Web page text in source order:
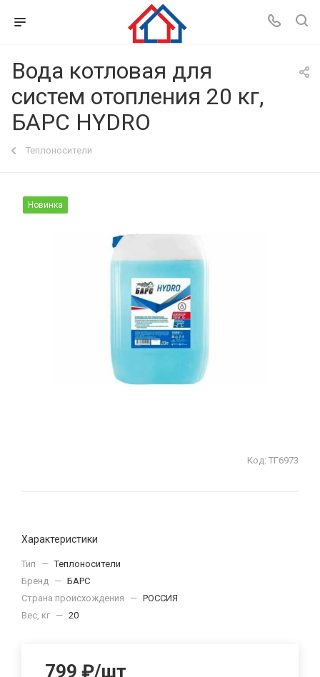
Вода котловая для
систем отопления 20 кг,
БАРС HYDRO
Теплоносители
Новинка
Код: ТГ6973
Характеристики
Тип — Теплоносители
Бренд — БАРС
Страна происхождения
— РОССИЯ
Вес, кг — 20
799 ₽/шт